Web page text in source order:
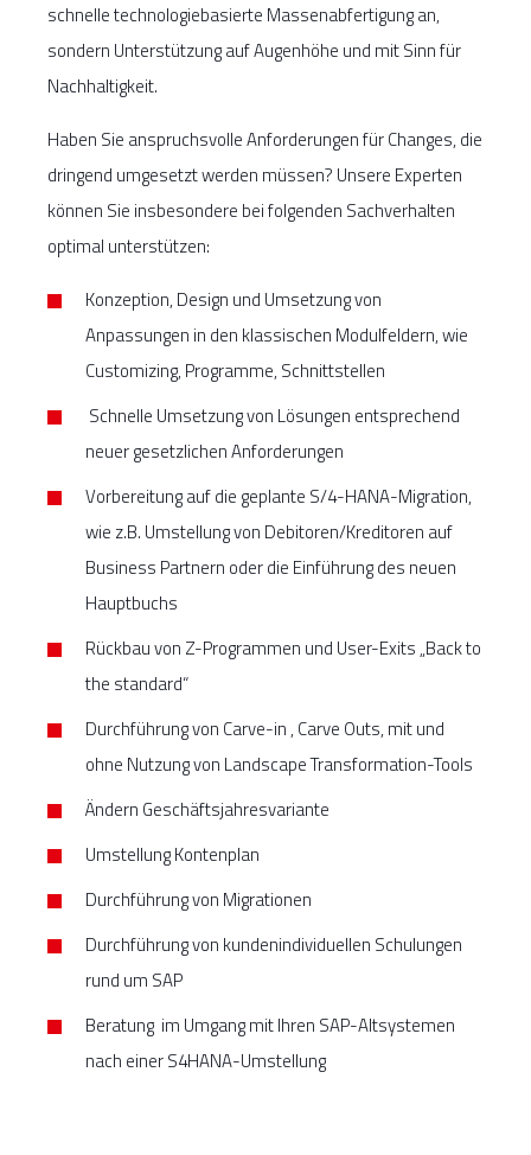
schnelle technologiebasierte Massenabfertigung an,
sondern Unterstützung auf Augenhöhe und mit Sinn für
Nachhaltigkeit.
Haben Sie anspruchsvolle Anforderungen für Changes, die
dringend umgesetzt werden müssen? Unsere Experten
können Sie insbesondere bei folgenden Sachverhalten
optimal unterstützen:
Konzeption, Design und Umsetzung von
Anpassungen in den klassischen Modulfeldern, wie
Customizing, Programme, Schnittstellen
Schnelle Umsetzung von Lösungen entsprechend
neuer gesetzlichen Anforderungen
Vorbereitung auf die geplante S/4-HANA-Migration,
wie z.B. Umstellung von Debitoren/Kreditoren auf
Business Partnern oder die Einführung des neuen
Hauptbuchs
Rückbau von Z-Programmen und User-Exits „Back to
the standard“
Durchführung von Carve-in , Carve Outs, mit und
ohne Nutzung von Landscape Transformation-Tools
Ändern Geschäftsjahresvariante
Umstellung Kontenplan
Durchführung von Migrationen
Durchführung von kundenindividuellen Schulungen
rund um SAP
Beratung im Umgang mit Ihren SAP-Altsystemen
nach einer S4HANA-Umstellung